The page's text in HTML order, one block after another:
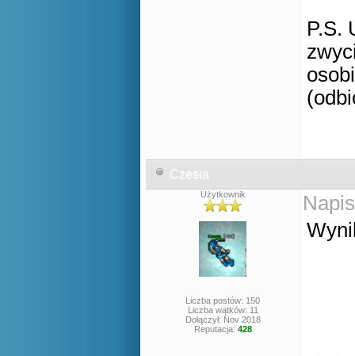
P.S.
Czesia
Użytkownik
Liczba postów: 150
Liczba wątków: 11
Dołączył: Nov 2018
Reputacja: 428